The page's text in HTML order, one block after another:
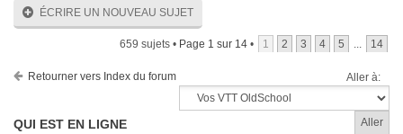
ÉCRIRE UN NOUVEAU SUJET
659 sujets • Page 1 sur 14 • 1 2 3 4 5 ... 14
Retourner vers Index du forum Aller à:
QUI EST EN LIGNE